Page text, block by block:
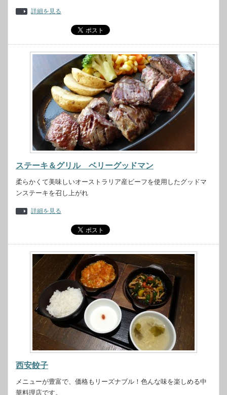
詳細を見る
ステーキ＆グリル ベリーグッドマン
柔らかくて美味しいオーストラリア産ビーフを使用したグッドマ
ンステーキを召し上がれ
詳細を見る
西安餃子
メニューが豊富で、価格もリーズナブル！色んな味を楽しめる中
華料理店です。